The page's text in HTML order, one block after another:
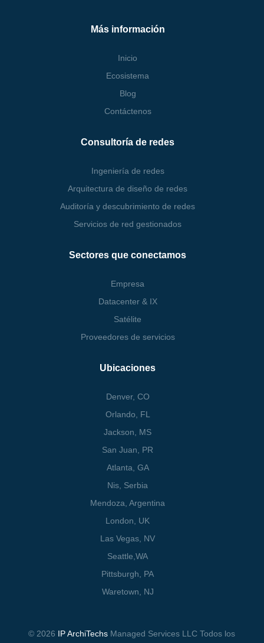
Más información
Inicio
Ecosistema
Blog
Contáctenos
Consultoría de redes
Ingeniería de redes
Arquitectura de diseño de redes
Auditoría y descubrimiento de redes
Servicios de red gestionados
Sectores que conectamos
Empresa
Datacenter & IX
Satélite
Proveedores de servicios
Ubicaciones
Denver, CO
Orlando, FL
Jackson, MS
San Juan, PR
Atlanta, GA
Nis, Serbia
Mendoza, Argentina
London, UK
Las Vegas, NV
Seattle,WA
Pittsburgh, PA
Waretown , NJ
© 2026 IP ArchiTechs Managed Services LLC Todos los